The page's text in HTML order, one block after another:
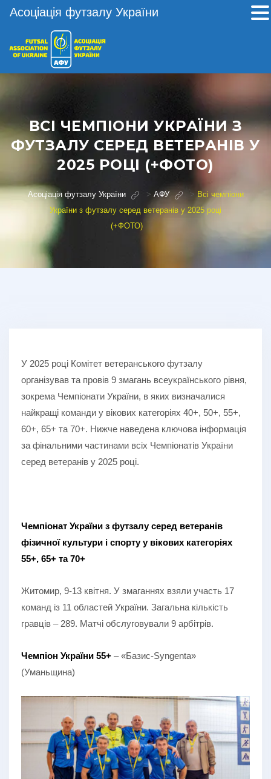
ВСІ ЧЕМПІОНИ УКРАЇНИ З
ФУТЗАЛУ СЕРЕД ВЕТЕРАНІВ У
2025 РОЦІ (+ФОТО)
Асоціація футзалу України > АФУ > Всі чемпіони
України з футзалу серед ветеранів у 2025 році
(+ФОТО)
У 2025 році Комітет ветеранського футзалу
організував та провів 9 змагань всеукраїнського рівня,
зокрема Чемпіонати України, в яких визначалися
найкращі команди у вікових категоріях 40+, 50+, 55+,
60+, 65+ та 70+. Нижче наведена ключова інформація
за фінальними частинами всіх Чемпіонатів України
серед ветеранів у 2025 році.
Чемпіонат України з футзалу серед ветеранів
фізичної культури і спорту у вікових категоріях
55+, 65+ та 70+
Житомир, 9-13 квітня. У змаганнях взяли участь 17
команд із 11 областей України. Загальна кількість
гравців – 289. Матчі обслуговували 9 арбітрів.
Чемпіон України 55+ – «Базис-Syngenta»
(Уманьщина)
Асоціація футзалу України